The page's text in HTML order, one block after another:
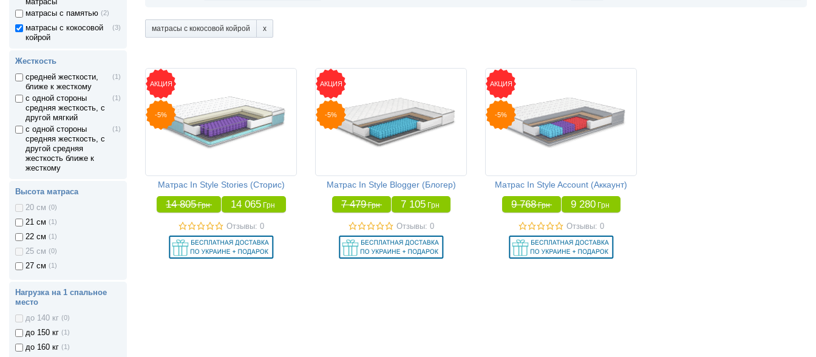
матрасы
матрасы с памятью (2)
матрасы с кокосовой
койрой
(3)
Жесткость
средней жесткости,
ближе к жесткому
(1)
с одной стороны
средняя жесткость, с
другой мягкий
(1)
с одной стороны
средняя жесткость, с
другой средняя
жесткость ближе к
жесткому
(1)
Высота матраса
20 см (0)
21 см (1)
22 см (1)
25 см (0)
27 см (1)
Нагрузка на 1 спальное
место
до 140 кг (0)
до 150 кг (1)
до 160 кг (1)
матрасы с кокосовой койрой
АКЦИЯ
-5%
Матрас In Style Stories (Сторис)
14 805 Грн 14 065 Грн
Отзывы: 0
АКЦИЯ
-5%
Матрас In Style Blogger (Блогер)
7 479 Грн 7 105 Грн
Отзывы: 0
АКЦИЯ
-5%
Матрас In Style Account (Аккаунт)
9 768 Грн 9 280 Грн
Отзывы: 0